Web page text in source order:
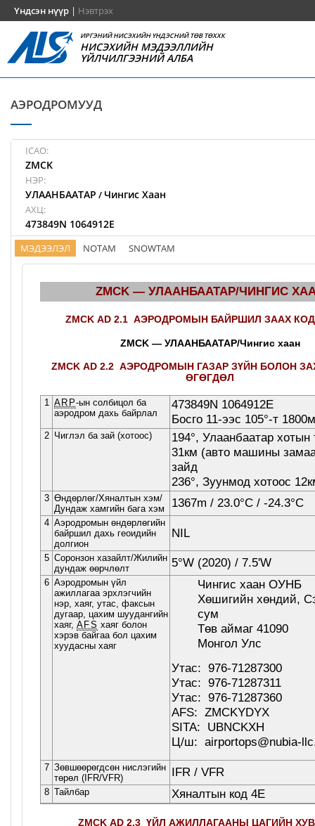
Үндсэн нүүр | Нэвтрэх
ИРГЭНИЙ НИСЭХИЙН ҮНДЭСНИЙ ТӨВ ТӨХХК
НИСЭХИЙН МЭДЭЭЛЛИЙН
ҮЙЛЧИЛГЭЭНИЙ АЛБА
АЭРОДРОМУУД
ICAO:
ZMCK
НЭР:
УЛААНБААТАР / Чингис Хаан
АХЦ:
473849N 1064912E
МЭДЭЭЛЭЛ NOTAM SNOWTAM